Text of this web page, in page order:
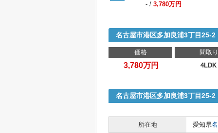
- / 3,780万円
名古屋市港区多加良浦3丁目25-
価格 間取り
3,780万円 4LDK
名古屋市港区多加良浦3丁目25-
所在地
愛知県